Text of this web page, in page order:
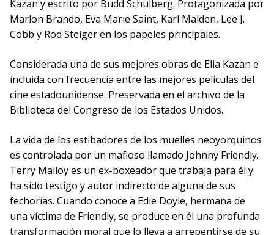
Kazan y escrito por Budd Schulberg. Protagonizada por
Marlon Brando, Eva Marie Saint, Karl Malden, Lee J.
Cobb y Rod Steiger en los papeles principales.
Considerada una de sus mejores obras de Elia Kazan e
incluida con frecuencia entre las mejores películas del
cine estadounidense. Preservada en el archivo de la
Biblioteca del Congreso de los Estados Unidos.
La vida de los estibadores de los muelles neoyorquinos
es controlada por un mafioso llamado Johnny Friendly.
Terry Malloy es un ex-boxeador que trabaja para él y
ha sido testigo y autor indirecto de alguna de sus
fechorías. Cuando conoce a Edie Doyle, hermana de
una víctima de Friendly, se produce en él una profunda
transformación moral que lo lleva a arrepentirse de su